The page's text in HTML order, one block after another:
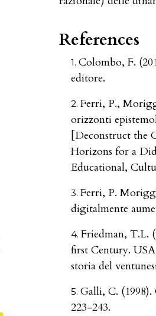
References
Colombo, F.
editore.
Ferri, P.,
orizzonti
[Deconstruct the
Horizons for a
Educational,
Ferri, P.
digitalmente
Friedman, T.L.
first Century.
storia del
Galli, C.
223-243.